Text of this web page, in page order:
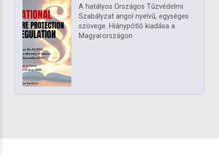
A hatályos Országos Tűzvédelmi
Szabályzat angol nyelvű, egységes
szövege. Hiánypótló kiadása a
Magyarországon